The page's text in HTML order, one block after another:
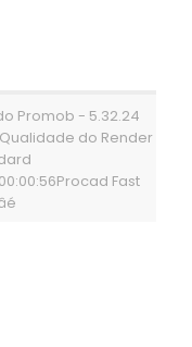
Promob - 5.32.24
do Render
Fast